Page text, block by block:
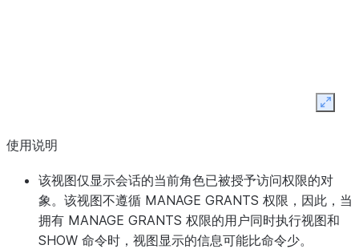
CREATED_ON
使用说明
该视图仅显示会话的当前角色已被授予访问权限的对
象。该视图不遵循 MANAGE GRANTS 权限，因此，当
拥有 MANAGE GRANTS 权限的用户同时执行视图和
SHOW 命令时，视图显示的信息可能比命令少。